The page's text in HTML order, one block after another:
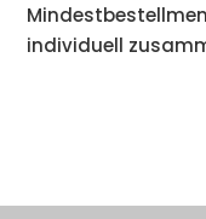
individuell